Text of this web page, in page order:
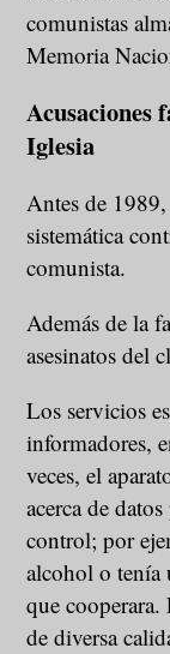
comunistas
Memoria
Acusaciones
Iglesia
Antes de
sistemática
comunista.
Además de la
asesinatos del
Los servicios
informadores,
veces, el
acerca de
control; por
alcohol o tenía
que
de diversa